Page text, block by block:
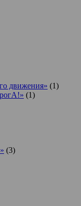
движения» (1)
(1)
(3)